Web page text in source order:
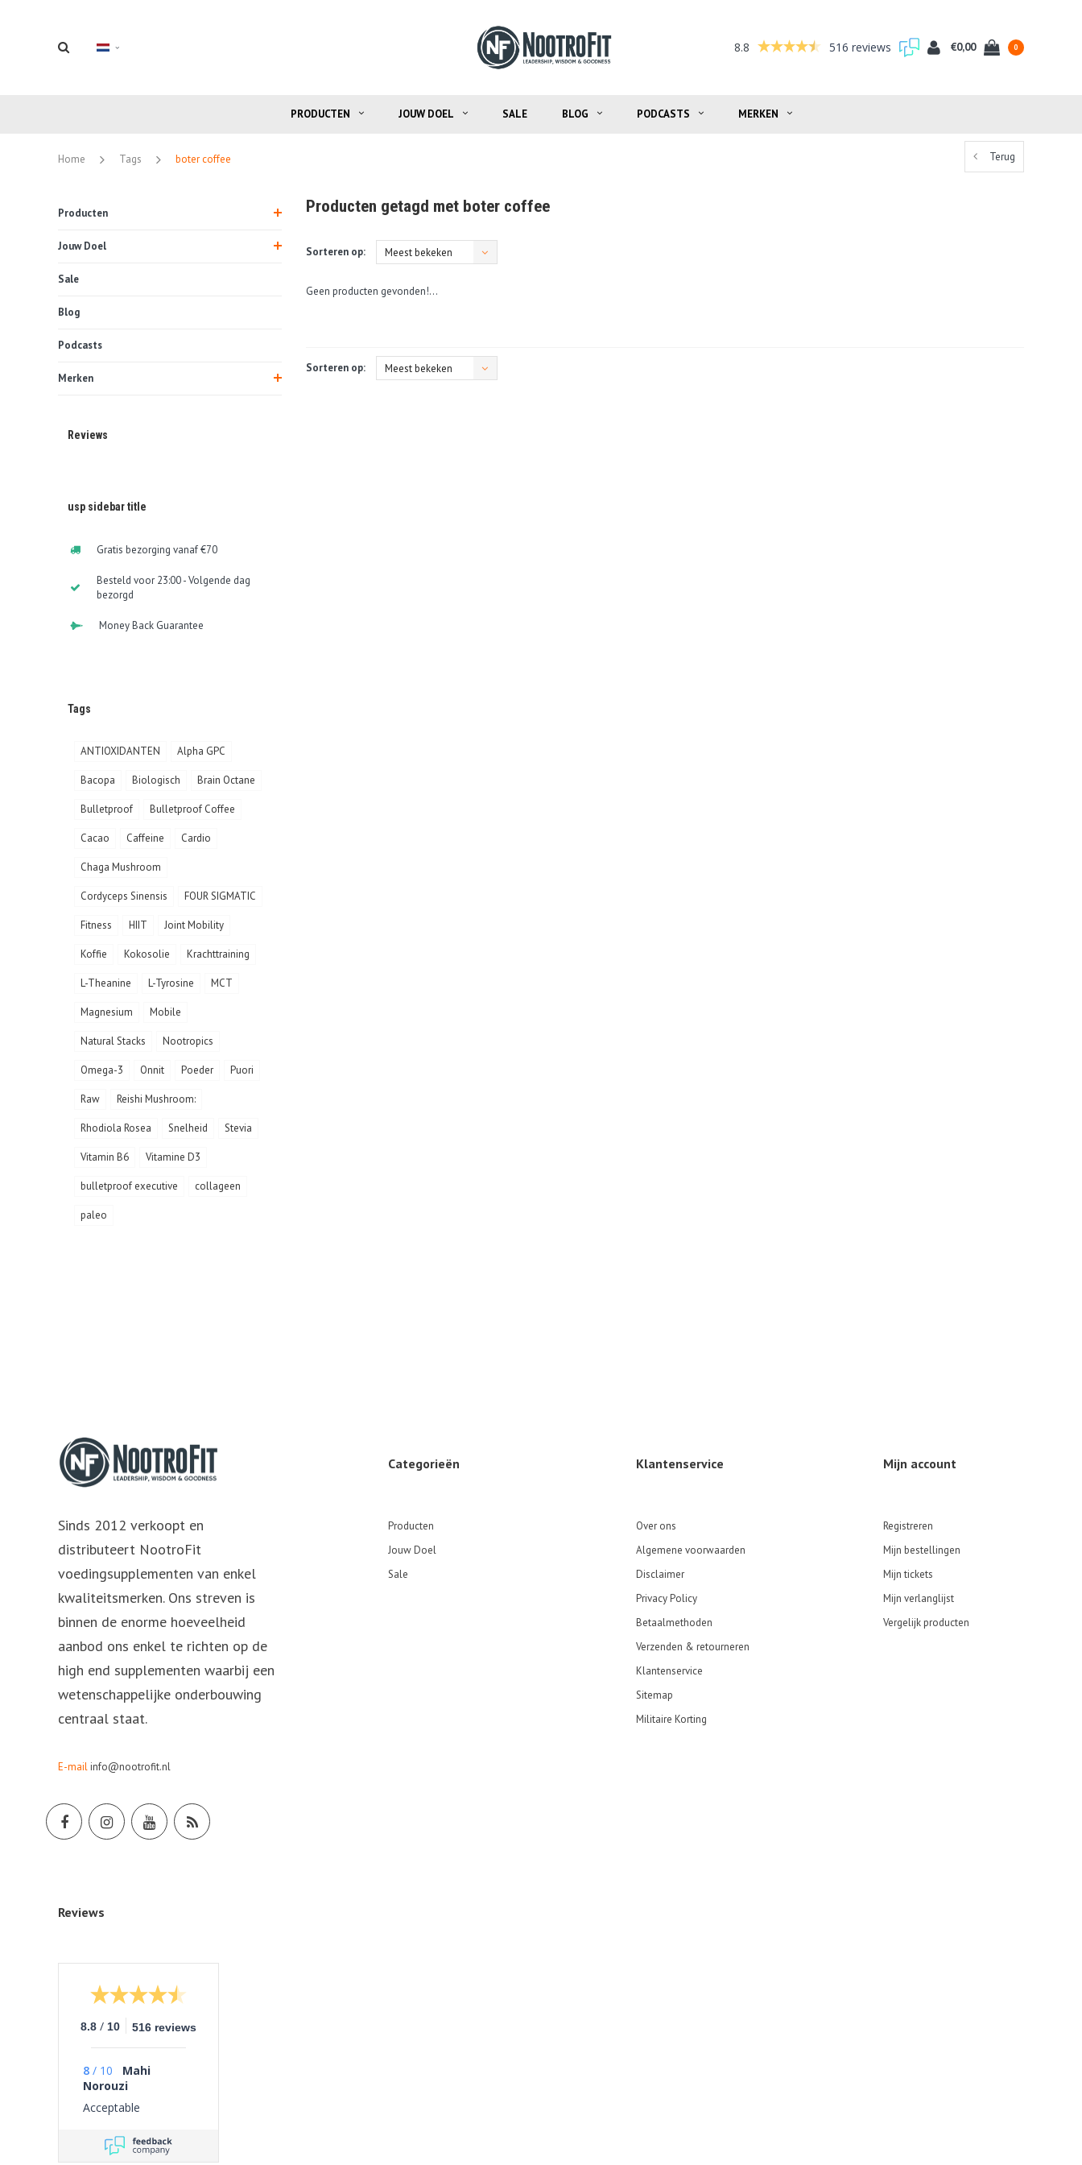
8.8 516 reviews €0,00 0
PRODUCTEN JOUW DOEL SALE BLOG PODCASTS MERKEN
Home Tags boter coffee Terug
Producten
Jouw Doel
Sale
Blog
Podcasts
Merken
Reviews
usp sidebar title
Gratis bezorging vanaf €70
Besteld voor 23:00 - Volgende dag
bezorgd
Money Back Guarantee
Tags
ANTIOXIDANTEN Alpha GPC
Bacopa Biologisch Brain Octane
Bulletproof Bulletproof Coffee
Cacao Caffeine Cardio
Chaga Mushroom
Cordyceps Sinensis FOUR SIGMATIC
Fitness HIIT Joint Mobility
Koffie Kokosolie Krachttraining
L-Theanine L-Tyrosine MCT
Magnesium Mobile
Natural Stacks Nootropics
Omega-3 Onnit Poeder Puori
Raw Reishi Mushroom:
Rhodiola Rosea Snelheid Stevia
Vitamin B6 Vitamine D3
bulletproof executive collageen
paleo
Producten getagd met boter coffee
Sorteren op: Meest bekeken
Geen producten gevonden!...
Sorteren op: Meest bekeken
Sinds 2012 verkoopt en
distributeert NootroFit
voedingsupplementen van enkel
kwaliteitsmerken. Ons streven is
binnen de enorme hoeveelheid
aanbod ons enkel te richten op de
high end supplementen waarbij een
wetenschappelijke onderbouwing
centraal staat.
E-mailinfo@nootrofit.nl
Categorieën
Producten
Jouw Doel
Sale
Klantenservice
Over ons
Algemene voorwaarden
Disclaimer
Privacy Policy
Betaalmethoden
Verzenden & retourneren
Klantenservice
Sitemap
Militaire Korting
Mijn account
Registreren
Mijn bestellingen
Mijn tickets
Mijn verlanglijst
Vergelijk producten
Reviews
8.8 / 10 516 reviews
8 / 10
Mahi
Norouzi
Acceptable